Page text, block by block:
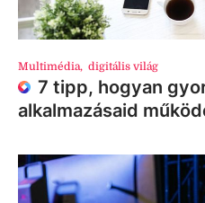
Multimédia, digitális világ
7 tipp, hogyan
alkalmazásaid